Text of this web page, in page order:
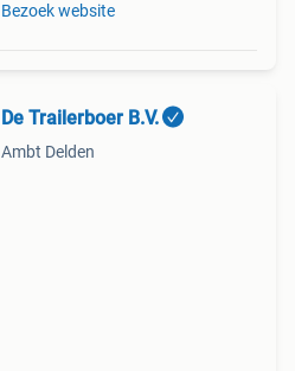
Bezoek website
De Trailerboer B.V.
Ambt Delden